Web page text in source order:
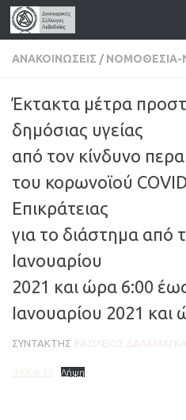
Skip to content
ΑΝΑΚΟΙΝΏΣΕΙΣ / ΝΟΜΟΘΕΣΊΑ-
Έκτακτα μέτρα
δημόσιας υγείας
από τον κίνδυνο
του κορωνοϊού
Επικράτειας
για το διάστημα από
Ιανουαρίου
2021 και ώρα 6:00
Ιανουαρίου 2021 και
ΣΥΝΤΆΚΤΗΣ ΒΑΣΊΛΕΙΟΣ
ΦΕΚ-Β-30 Λήψη